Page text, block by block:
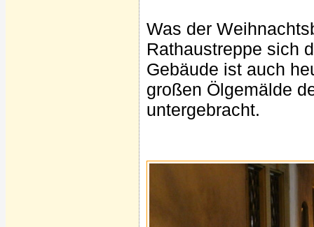
Was der
Rathaustreppe sich
Gebäude ist auch
großen Ölgemälde
untergebracht.